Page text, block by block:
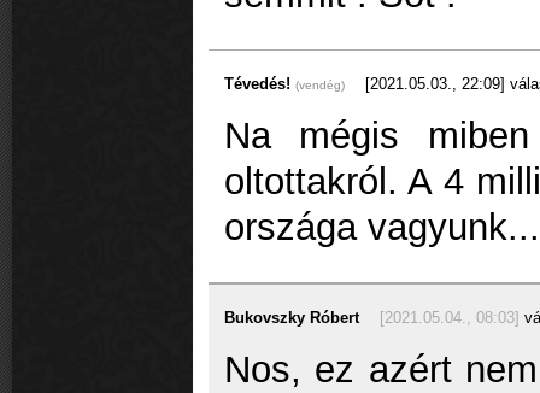
Tévedés! (vendég) [2021.05.03., 22:09]
Na mégis
oltottakról. A 4
országa
Bukovszky Róbert [2021.05.04., 08:03]
Nos, ez azért